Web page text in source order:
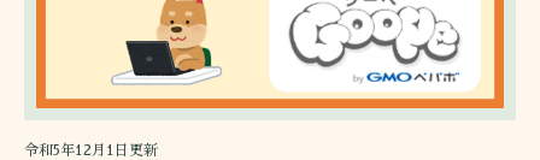
令和5年12月1日更新